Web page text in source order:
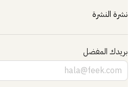
نشرة النشرة
بريدك المفضل